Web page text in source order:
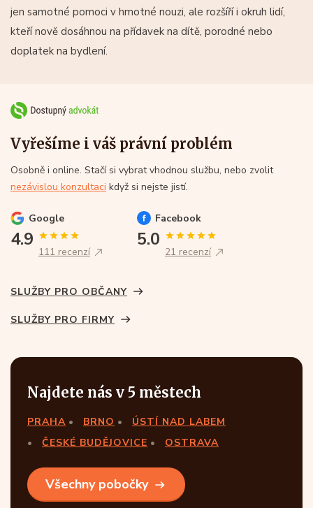
jen samotné pomoci v hmotné nouzi, ale rozšíří i okruh lidí,
kteří nově dosáhnou na přídavek na dítě, porodné nebo
doplatek na bydlení.
Vyřešíme i váš právní problém
Osobně i online. Stačí si vybrat vhodnou službu, nebo zvolit
nezávislou konzultaci když si nejste jistí.
Google
4.9
111 recenzí
Facebook
5.0
21 recenzí
SLUŽBY PRO OBČANY
SLUŽBY PRO FIRMY
Najdete nás v 5 městech
PRAHA BRNO
ÚSTÍ NAD LABEM
ČESKÉ BUDĚJOVICE
OSTRAVA
Všechny pobočky